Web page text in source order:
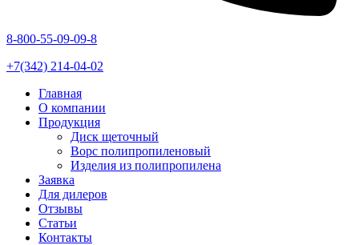
8-800-55-09-09-8
+7(342) 214-04-02
Главная
О компании
Продукция
Диск щеточный
Ворс полипропиленовый
Изделия из полипропилена
Заявка
Для дилеров
Отзывы
Статьи
Контакты